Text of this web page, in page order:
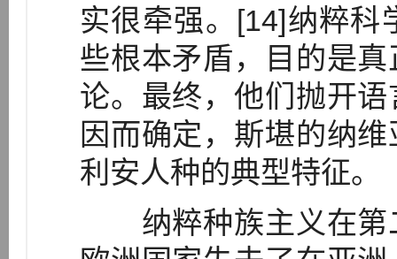
实很牵强。[14]纳粹科
些根本矛盾，目的是
论。最终，他们抛开
因而确定，斯堪的纳
利安人种的典型特征。
纳粹种族主义在第